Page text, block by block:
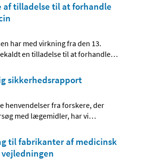
af tilladelse til at forhandle
har med virkning fra den 13.
en tilladelse til at forhandle…
sikkerhedsrapport
henvendelser fra forskere, der
med lægemidler, har vi…
til fabrikanter af medicinsk